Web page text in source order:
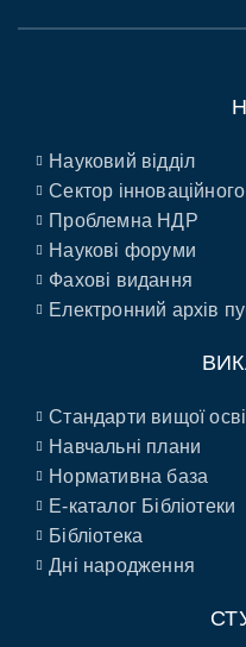
Науковий відділ
Сектор
Проблемна НДР
Наукові форуми
Фахові видання
Електронний архів
Стандарти вищої
Навчальні плани
Нормативна база
E-каталог Бібліотеки
Бібліотека
Дні народження